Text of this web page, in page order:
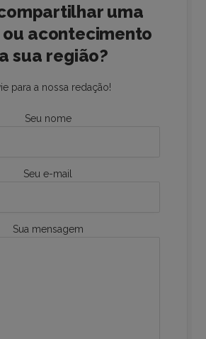
uma
acontecimento
sua região?
para a nossa redação!
Seu nome
Seu e-mail
Sua mensagem